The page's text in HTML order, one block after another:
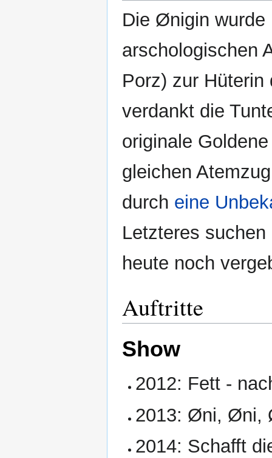
Die Ønigin wurde
arschologischen
Porz) zur
verdankt die
originale
gleichen
durch eine
Letzteres suchen
heute noch
Auftritte
Show
2012: Fett -
2013: Øni, Øni,
2014: Schafft